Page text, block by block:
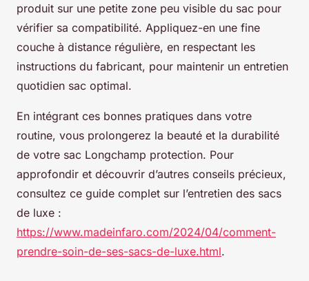
produit sur une petite zone peu visible du sac pour
vérifier sa compatibilité. Appliquez-en une fine
couche à distance régulière, en respectant les
instructions du fabricant, pour maintenir un entretien
quotidien sac optimal.
En intégrant ces bonnes pratiques dans votre
routine, vous prolongerez la beauté et la durabilité
de votre sac Longchamp protection. Pour
approfondir et découvrir d’autres conseils précieux,
consultez ce guide complet sur l’entretien des sacs
de luxe :
https://www.madeinfaro.com/2024/04/comment-
prendre-soin-de-ses-sacs-de-luxe.html.